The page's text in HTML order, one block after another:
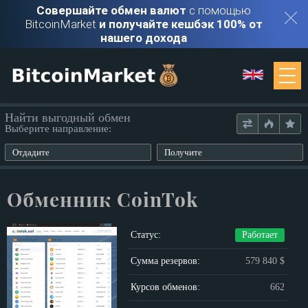
Совершайте обмен валют с помощью
BitcoinMarket и получайте кешбэк 100% от
нашего дохода
Обменники
Найти выгодный обмен
Выберите направление:
Отдадите Получите
Обменник CoinTok
Статус: Работает
Сумма резервов: 579 840 $
Курсов обменов: 662